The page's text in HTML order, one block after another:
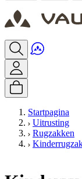
Startpagina
Uitrusting
Rugzakken